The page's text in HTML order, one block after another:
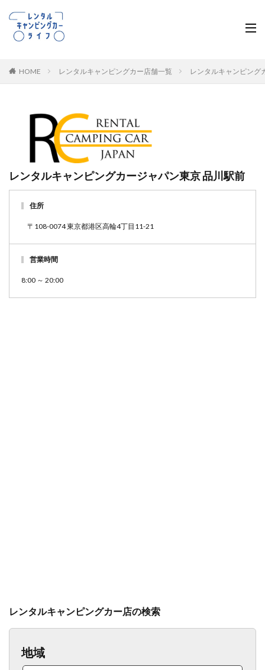
HOME レンタルキャンピングカー店舗一覧 レンタルキャンピング
レンタルキャンピングカージャパン東京 品川駅前
住所
〒108-0074 東京都港区高輪4丁目11-21
営業時間
8:00 ～ 20:00
レンタルキャンピングカー店の検索
地域